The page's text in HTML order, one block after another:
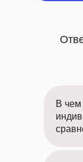
В